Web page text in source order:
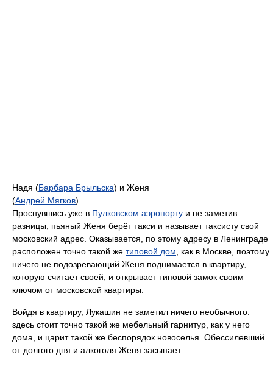
Надя (Барбара Брыльска) и Женя
(Андрей Мягков)
Проснувшись уже в Пулковском аэропорту и не заметив
разницы, пьяный Женя берёт такси и называет таксисту свой
московский адрес. Оказывается, по этому адресу в Ленинграде
расположен точно такой же типовой дом , как в Москве, поэтому
ничего не подозревающий Женя поднимается в квартиру,
которую считает своей, и открывает типовой замок своим
ключом от московской квартиры.
Войдя в квартиру, Лукашин не заметил ничего необычного:
здесь стоит точно такой же мебельный гарнитур, как у него
дома, и царит такой же беспорядок новоселья. Обессилевший
от долгого дня и алкоголя Женя засыпает.